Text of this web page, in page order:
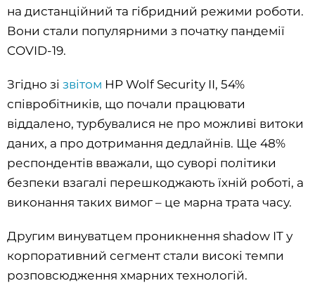
на дистанційний та гібридний режими роботи.
Вони стали популярними з початку пандемії
COVID-19.
Згідно зі звітом HP Wolf Security II, 54%
співробітників, що почали працювати
віддалено, турбувалися не про можливі витоки
даних, а про дотримання дедлайнів. Ще 48%
респондентів вважали, що суворі політики
безпеки взагалі перешкоджають їхній роботі, а
виконання таких вимог – це марна трата часу.
Другим винуватцем проникнення shadow IT у
корпоративний сегмент стали високі темпи
розповсюдження хмарних технологій.